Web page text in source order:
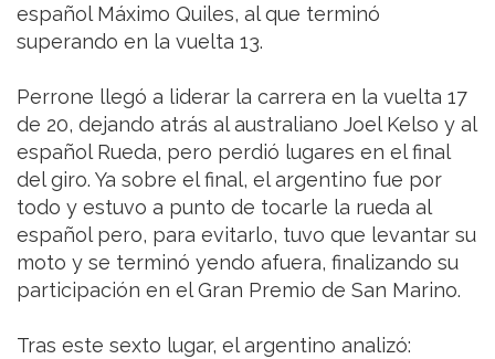
español Máximo Quiles, al que terminó
superando en la vuelta 13.
Perrone llegó a liderar la carrera en la vuelta 17
de 20, dejando atrás al australiano Joel Kelso y al
español Rueda, pero perdió lugares en el final
del giro. Ya sobre el final, el argentino fue por
todo y estuvo a punto de tocarle la rueda al
español pero, para evitarlo, tuvo que levantar su
moto y se terminó yendo afuera, finalizando su
participación en el Gran Premio de San Marino.
Tras este sexto lugar, el argentino analizó: